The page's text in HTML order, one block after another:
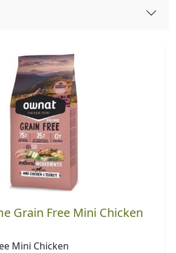
Grain Free Mini Chicken
Mini Chicken